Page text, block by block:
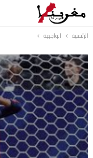
الرئيسية الواجهة